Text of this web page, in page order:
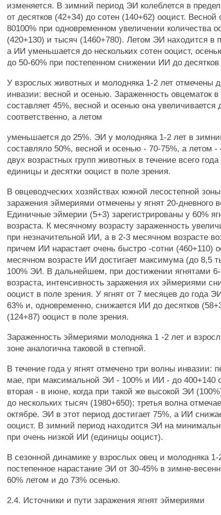
изменяется. В зимний период ЭИ колеблется в
от десятков (42+34) до сотен (140+62) ооцист. Весной
80100% при одновременном увеличении количества
(420+130) и тысяч (1460+780). Летом ЭИ находится в
а ИИ уменьшается до нескольких сотен ооцист,
до 50-60% при постепенном снижении ИИ до
У взрослых животных и молодняка 1-2 лет отмечены
инвазии: весной и осенью. Зараженность овцематок
составляет 45%, весной и осенью она увеличивается
соответственно, а летом
уменьшается до 25%. ЭИ у молодняка 1-2 лет в
составляло 50%, весной и осенью - 70-75%, а летом
двух возрастных групп животных в течение всего года
единицы и десятки ооцист в поле зрения.
В овцеводческих хозяйствах южной лесостепной
заражения эймериями отмечены у ягнят 20-дневного
Единичные эймерии (5+3) зарегистрированы у 60%
возраста. К месячному возрасту зараженность
при незначительной ИИ, а в 2-3 месячном возрасте
причем ИИ нарастает очень быстро -сотни (460+110)
месячном возрасте ИИ достигает максимума (до 8,5
100% ЭИ. В дальнейшем, при достижении ягнятами 6-
возраста, интенсивность заражения их эймериями
ооцист в поле зрения. У ягнят от 7 месяцев до года
63% и, одновременно, снижается ИИ до десятков
(124+87) ооцист в поле зрения.
Зараженность эймериями молодняка 1 -2 лет и
зоне аналогична таковой в степной.
В течение года у ягнят отмечено три волны инвазии:
мае, при максимальной ЭИ - 100% и ИИ - до 400+140
вторая - в июне, когда при такой же высокой ЭИ
до нескольких тысяч (1980+650); третья волна
октябре. ЭИ в этот период достигает 75%, а ИИ
ооцист. В зимний период находится ЭИ на
при очень низкой ИИ (единицы ооцист).
В сезонной динамике у взрослых овец и молодняка 1-
постепенное нарастание ЭИ от 30-45% в зимне-
60% летом и до 73% осенью.
2.4. Источники и пути заражения ягнят эймериями